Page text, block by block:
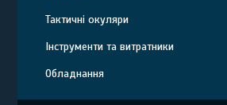
Тактичні окуляри
Інструменти та витратники
Обладнання